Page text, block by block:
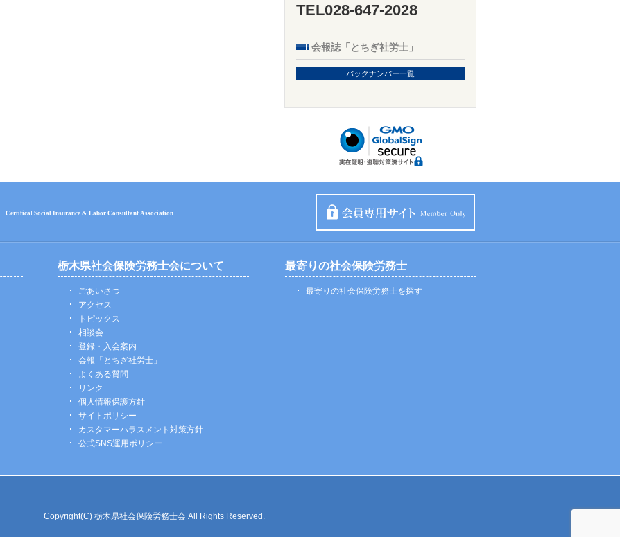
TEL028-647-2028
会報誌「とちぎ社労士」
バックナンバー一覧
Certifical Social Insurance & Labor Consultant Association
栃木県社会保険労務士会について
ごあいさつ
アクセス
トピックス
相談会
登録・入会案内
会報「とちぎ社労士」
よくある質問
リンク
個人情報保護方針
サイトポリシー
カスタマーハラスメント対策方針
公式SNS運用ポリシー
最寄りの社会保険労務士
最寄りの社会保険労務士を探す
Copyright(C) 栃木県社会保険労務士会 All Rights Reserved.